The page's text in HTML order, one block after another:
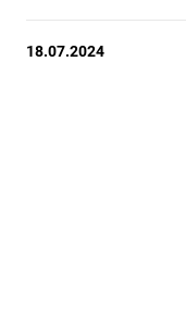
18.07.2024